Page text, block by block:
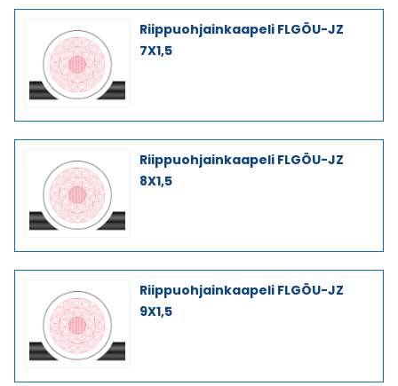
Riippuohjainkaapeli FLGÖU-JZ
7X1,5
Riippuohjainkaapeli FLGÖU-JZ
8X1,5
Riippuohjainkaapeli FLGÖU-JZ
9X1,5